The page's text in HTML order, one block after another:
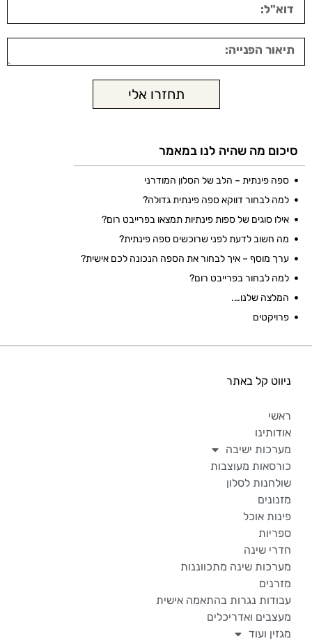
תחזרו אלי
סיכום מה שהיה לנו במאמר
ספה פינתית – הלב של הסלון המודרני
למה לבחור דווקא ספה פינתית גדולה?
אילו סוגים של ספות פינתיות תמצאו בפרייבט רום?
מה חשוב לדעת לפני שרוכשים ספה פינתית?
ערך מוסף – איך לבחור את הספה הנכונה לכם אישית?
למה לבחור בפרייבט רום?
המלצה שלנו….
פרויקטים
ניווט קל באתר
ראשי
אודותינו
מערכות ישיבה
כורסאות מעוצבות
שולחנות לסלון
מזנונים
פינות אוכל
ספריות
חדרי שינה
מערכות שינה מתכווננות
מזרנים
עבודות נגרות בהתאמה אישית
מעצבים ואדריכלים
מגזין ועוד